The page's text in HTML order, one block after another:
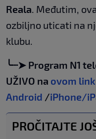
Reala. Međutim,
ozbiljno uticati na
klubu.
╰┈➤ Program N1
UŽIVO na ovom
Android /iPhone/
PROČITAJTE